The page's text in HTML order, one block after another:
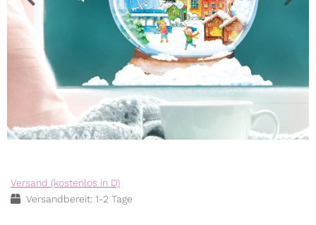
Versand (kostenlos in D)
Versandbereit: 1-2 Tage